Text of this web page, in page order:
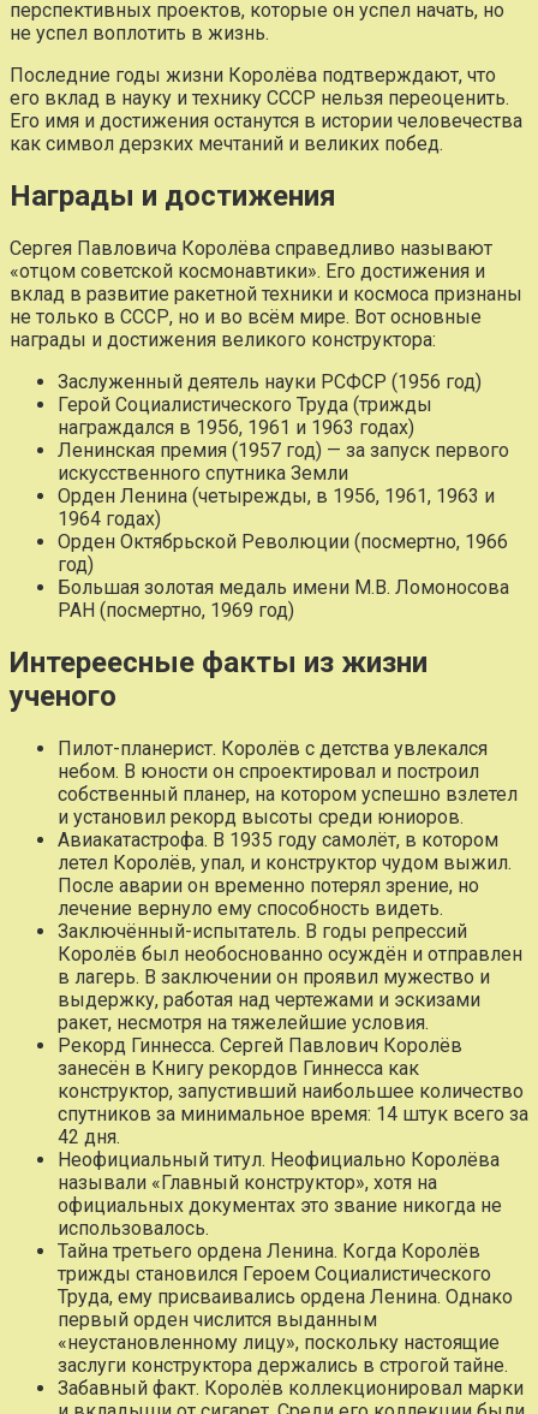
перспективных проектов, которые он успел начать, но
не успел воплотить в жизнь.
Последние годы жизни Королёва подтверждают, что
его вклад в науку и технику СССР нельзя переоценить.
Его имя и достижения останутся в истории человечества
как символ дерзких мечтаний и великих побед.
Награды и достижения
Сергея Павловича Королёва справедливо называют
«отцом советской космонавтики». Его достижения и
вклад в развитие ракетной техники и космоса признаны
не только в СССР, но и во всём мире. Вот основные
награды и достижения великого конструктора:
Заслуженный деятель науки РСФСР (1956 год)
Герой Социалистического Труда (трижды
награждался в 1956, 1961 и 1963 годах)
Ленинская премия (1957 год) — за запуск первого
искусственного спутника Земли
Орден Ленина (четырежды, в 1956, 1961, 1963 и
1964 годах)
Орден Октябрьской Революции (посмертно, 1966
год)
Большая золотая медаль имени М.В. Ломоносова
РАН (посмертно, 1969 год)
Интереесные факты из жизни
ученого
Пилот-планерист. Королёв с детства увлекался
небом. В юности он спроектировал и построил
собственный планер, на котором успешно взлетел
и установил рекорд высоты среди юниоров.
Авиакатастрофа. В 1935 году самолёт, в котором
летел Королёв, упал, и конструктор чудом выжил.
После аварии он временно потерял зрение, но
лечение вернуло ему способность видеть.
Заключённый-испытатель. В годы репрессий
Королёв был необоснованно осуждён и отправлен
в лагерь. В заключении он проявил мужество и
выдержку, работая над чертежами и эскизами
ракет, несмотря на тяжелейшие условия.
Рекорд Гиннесса. Сергей Павлович Королёв
занесён в Книгу рекордов Гиннесса как
конструктор, запустивший наибольшее количество
спутников за минимальное время: 14 штук всего за
42 дня.
Неофициальный титул. Неофициально Королёва
называли «Главный конструктор», хотя на
официальных документах это звание никогда не
использовалось.
Тайна третьего ордена Ленина. Когда Королёв
трижды становился Героем Социалистического
Труда, ему присваивались ордена Ленина. Однако
первый орден числится выданным
«неустановленному лицу», поскольку настоящие
заслуги конструктора держались в строгой тайне.
Забавный факт. Королёв коллекционировал марки